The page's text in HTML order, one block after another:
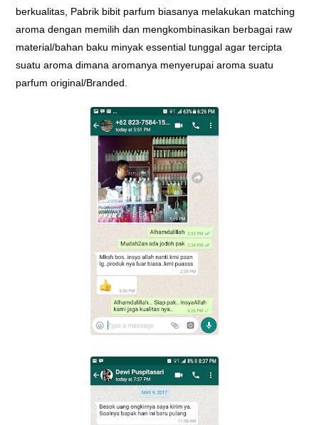
berkualitas, Pabrik bibit parfum biasanya melakukan matching
aroma dengan memilih dan mengkombinasikan berbagai raw
material/bahan baku minyak essential tunggal agar tercipta
suatu aroma dimana aromanya menyerupai aroma suatu
parfum original/Branded.